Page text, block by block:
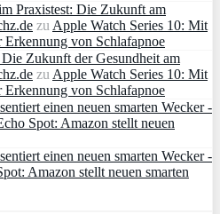
Praxistest: Die Zukunft am
zu Apple Watch Series 10: Mit
Erkennung von Schlafapnoe
Zukunft der Gesundheit am
zu Apple Watch Series 10: Mit
Erkennung von Schlafapnoe
einen neuen smarten Wecker -
Spot: Amazon stellt neuen
einen neuen smarten Wecker -
Amazon stellt neuen smarten